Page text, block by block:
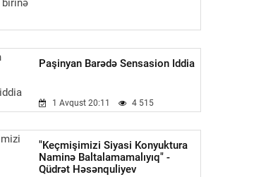
Paşinyan Barədə Sensasion Iddia
1 Avqust 20:11 4 515
"Keçmişimizi Siyasi Konyuktura
Naminə Baltalamamalıyıq" -
Qüdrət Həsənquliyev